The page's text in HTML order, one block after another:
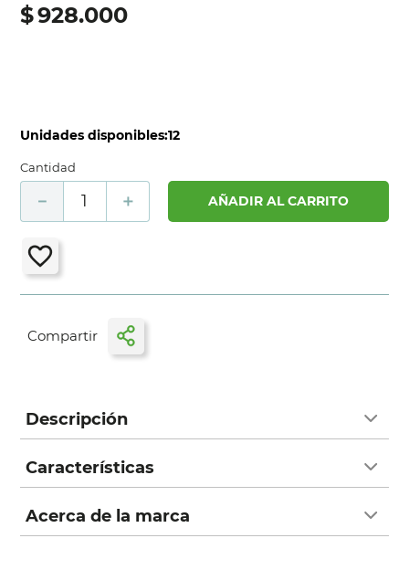
$928.000
Unidades disponibles:12
Cantidad
＋
－ AÑADIR AL CARRITO
Descripción
Características
Acerca de la marca